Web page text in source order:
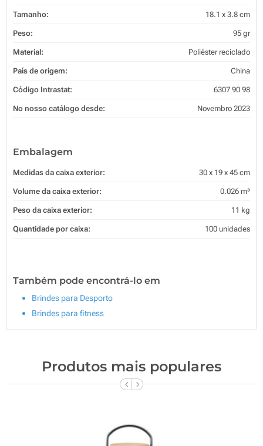
Tamanho: 18.1 x 3.8 cm
Peso: 95 gr
Material: Poliéster reciclado
País de origem: China
Código Intrastat: 6307 90 98
No nosso catálogo desde: Novembro 2023
Embalagem
Medidas da caixa exterior: 30 x 19 x 45 cm
Volume da caixa exterior: 0.026 m³
Peso da caixa exterior: 11 kg
Quantidade por caixa: 100 unidades
Também pode encontrá-lo em
Brindes para Desporto
Brindes para fitness
Produtos mais populares